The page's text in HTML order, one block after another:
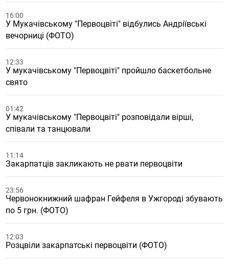
16:00
У Мукачівському "Первоцвіті" відбулись Андріївські
вечорниці (ФОТО)
12:33
У мукачівському "Первоцвіті" пройшло баскетбольне
свято
01:42
У мукачівському "Первоцвіті" розповідали вірші,
співали та танцювали
11:14
Закарпатців закликають не рвати первоцвіти
23:56
Червонокнижний шафран Гейфеля в Ужгороді збувають
по 5 грн. (ФОТО)
12:03
Розцвіли закарпатські первоцвіти (ФОТО)